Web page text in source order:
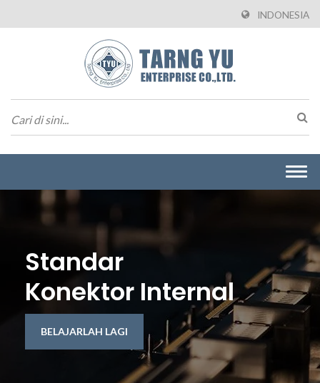
INDONESIA
Standar
Konektor Internal
BELAJARLAH LAGI